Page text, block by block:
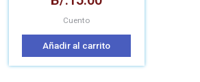
Cuento
Añadir al carrito